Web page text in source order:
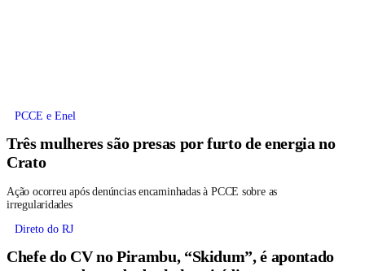
PCCE e Enel
Três mulheres são presas por furto de energia no
Crato
Ação ocorreu após denúncias encaminhadas à PCCE sobre as
irregularidades
Direto do RJ
Chefe do CV no Pirambu, “Skidum”, é apontado